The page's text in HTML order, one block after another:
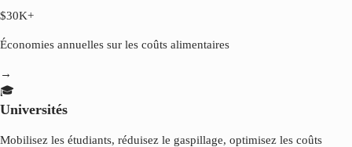
$30K+
Économies annuelles sur les coûts alimentaires
→
🎓
Universités
Mobilisez les étudiants, réduisez le gaspillage, optimisez les coûts